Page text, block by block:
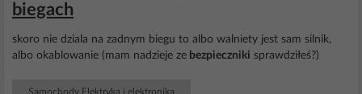
biegach
skoro nie dziala na zadnym biegu to albo walniety jest sam silnik,
albo okablowanie (mam nadzieje ze bezpieczniki sprawdziłeś?)
Samochody Elektryka i elektronika